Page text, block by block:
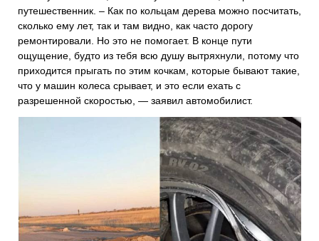
путешественник. – Как по кольцам дерева можно посчитать,
сколько ему лет, так и там видно, как часто дорогу
ремонтировали. Но это не помогает. В конце пути
ощущение, будто из тебя всю душу вытряхнули, потому что
приходится прыгать по этим кочкам, которые бывают такие,
что у машин колеса срывает, и это если ехать с
разрешенной скоростью, — заявил автомобилист.